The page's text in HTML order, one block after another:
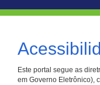
Este portal segue as
em Governo Eletrônico),